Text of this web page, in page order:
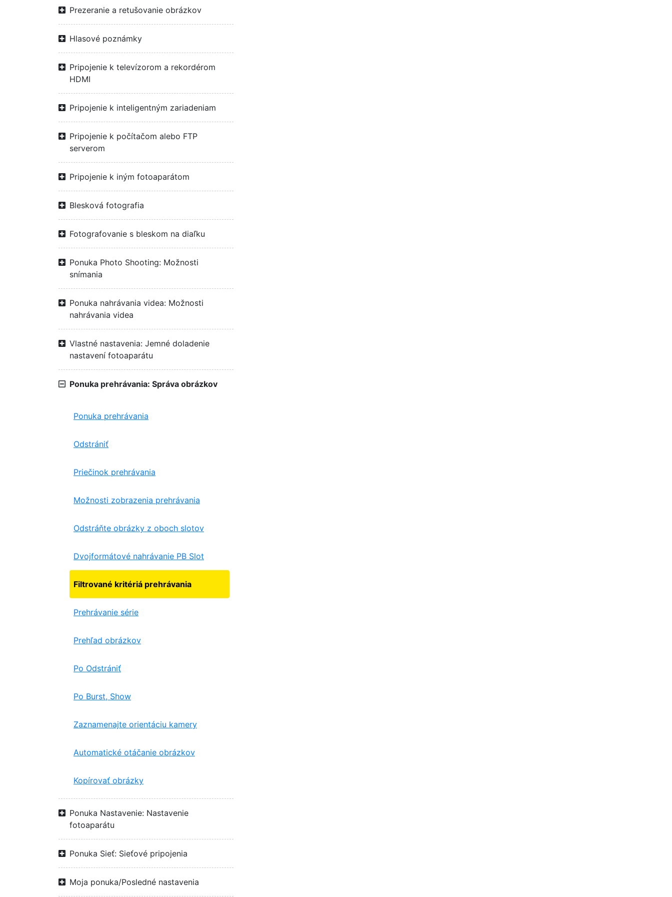
Prezeranie a retušovanie obrázkov
Hlasové poznámky
Pripojenie k televízorom a rekordérom
HDMI
Pripojenie k inteligentným zariadeniam
Pripojenie k počítačom alebo FTP
serverom
Pripojenie k iným fotoaparátom
Blesková fotografia
Fotografovanie s bleskom na diaľku
Ponuka Photo Shooting: Možnosti
snímania
Ponuka nahrávania videa: Možnosti
nahrávania videa
Vlastné nastavenia: Jemné doladenie
nastavení fotoaparátu
Ponuka prehrávania: Správa obrázkov
Ponuka prehrávania
Odstrániť
Priečinok prehrávania
Možnosti zobrazenia prehrávania
Odstráňte obrázky z oboch slotov
Dvojformátové nahrávanie PB Slot
Filtrované kritériá prehrávania
Prehrávanie série
Prehľad obrázkov
Po Odstrániť
Po Burst, Show
Zaznamenajte orientáciu kamery
Automatické otáčanie obrázkov
Kopírovať obrázky
Ponuka Nastavenie: Nastavenie
fotoaparátu
Ponuka Sieť: Sieťové pripojenia
Moja ponuka/Posledné nastavenia